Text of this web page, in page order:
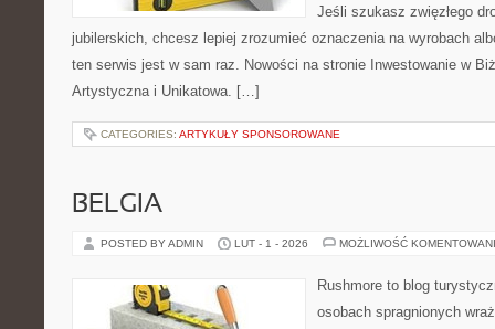
Jeśli szukasz zwięzłego
jubilerskich, chcesz lepiej zrozumieć oznaczenia na wyrobach
ten serwis jest w sam raz. Nowości na stronie Inwestowanie w
Artystyczna i Unikatowa. […]
CATEGORIES: ARTYKUŁY SPONSOROWANE
BELGIA
POSTED BY ADMIN LUT - 1 - 2026 MOŻLIWOŚĆ
Rushmore to blog
osobach spragnionych